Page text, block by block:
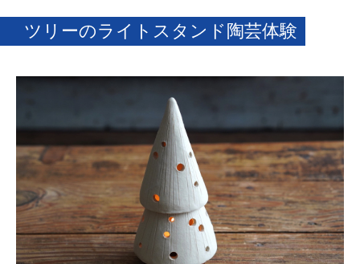
ツリーのライトスタンド陶芸体験